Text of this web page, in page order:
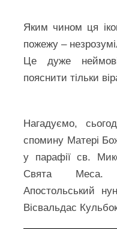
Яким чином ця
пожежу –
Це дуже
пояснити тільки
Нагадуємо,
спомину Матері
у парафії св.
Свята Меса.
Апостольський
Вісвальдас